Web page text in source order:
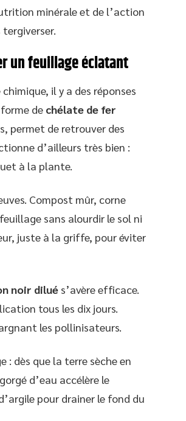
minérale et de l’action
un feuillage éclatant
il y a des réponses
de chélate de fer
permet de retrouver des
d’ailleurs très bien :
à la plante.
Compost mûr, corne
sans alourdir le sol ni
juste à la griffe, pour éviter
noir dilué s’avère efficace.
tous les dix jours.
les pollinisateurs.
: dès que la terre sèche en
d’eau accélère le
pour drainer le fond du